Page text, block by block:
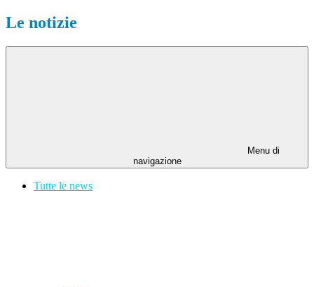
Le notizie
Menu di
navigazione
Tutte le news